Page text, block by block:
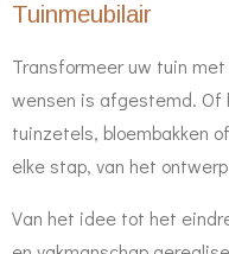
Tuinmeubilair
Transformeer uw tuin
wensen is afgestemd. Of
tuinzetels, bloembakken
elke stap, van het
Van het idee tot het